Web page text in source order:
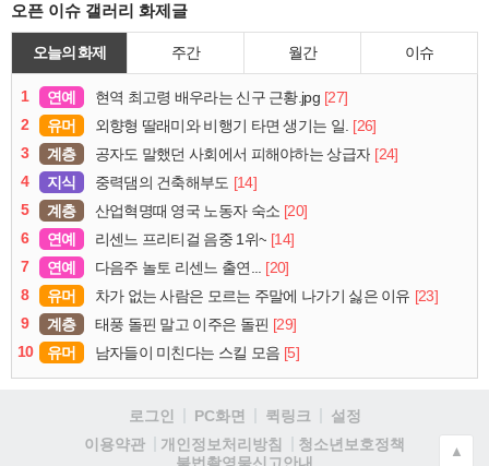
오픈 이슈 갤러리 화제글
오늘의 화제 주간 월간 이슈
1 연예 현역 최고령 배우라는 신구 근황.jpg [27]
2
유머 외향형 딸래미와 비행기 타면 생기는 일. [26]
3
계층 공자도 말했던 사회에서 피해야하는 상급자 [24]
4
지식 중력댐의 건축해부도 [14]
5
계층 산업혁명때 영국 노동자 숙소 [20]
6
연예 리센느 프리티걸 음중 1위~ [14]
7
연예 다음주 놀토 리센느 출연... [20]
8
유머 차가 없는 사람은 모르는 주말에 나가기 싫은 이유 [23]
9
계층 태풍 돌핀 말고 이주은 돌핀 [29]
10
유머 남자들이 미친다는 스킬 모음 [5]
로그인 PC화면 퀵링크
설정
이용약관
개인정보처리방침
청소년보호정책
▲